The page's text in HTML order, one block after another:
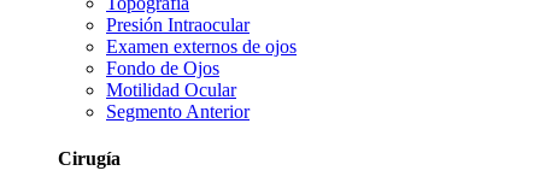
Presión Intraocular
Examen externos de ojos
Fondo de Ojos
Motilidad Ocular
Segmento Anterior
Cirugía